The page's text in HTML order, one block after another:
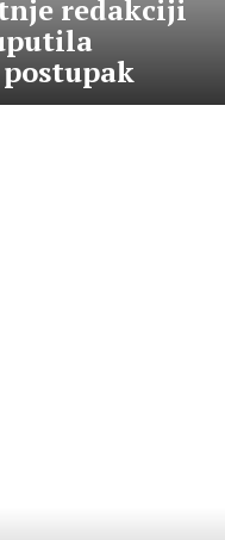
redakciji